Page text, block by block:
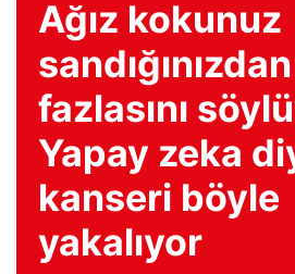
Ağız kokunuz
sandığınızdan
fazlasını
Yapay zeka
kanseri böyle
yakalıyor